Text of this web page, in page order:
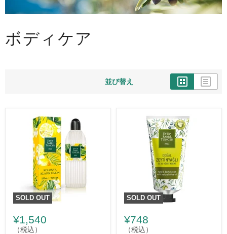
ボディケア
並び替え
SOLD OUT
¥1,540
（税込）
SOLD OUT
¥748
（税込）